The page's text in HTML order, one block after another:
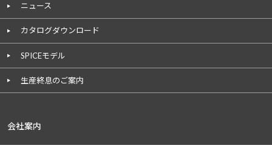
ニュース
カタログダウンロード
SPICEモデル
生産終息のご案内
会社案内